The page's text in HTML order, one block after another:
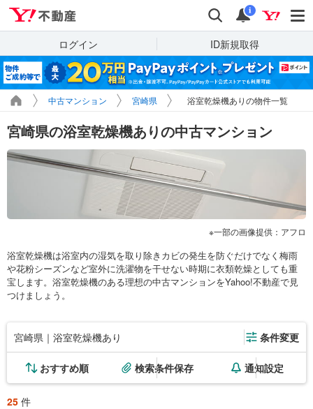
検索 通知
i
ログイン ID新規取得
中古マンション 宮崎県 浴室乾燥機ありの物件一覧
宮崎県の浴室乾燥機ありの中古マンション
一部の画像提供：アフロ
浴室乾燥機は浴室内の湿気を取り除きカビの発生を防ぐだけでなく梅雨
や花粉シーズンなど室外に洗濯物を干せない時期に衣類乾燥としても重
宝します。浴室乾燥機のある理想の中古マンションをYahoo!不動産で見
つけましょう。
宮崎県｜浴室乾燥機あり 条件変更
おすすめ順 検索条件保存 通知設定
25 件